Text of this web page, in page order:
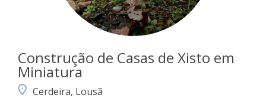
Construção de Casas de Xisto em
Miniatura
Cerdeira, Lousã